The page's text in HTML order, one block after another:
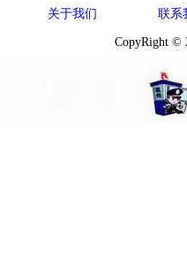
关于我们 联系
CopyRight ©